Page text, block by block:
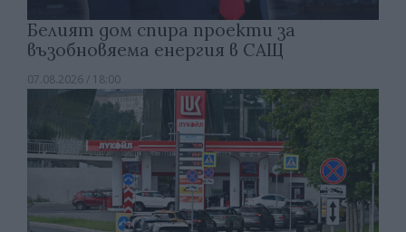
Белият дом спира проекти за
възобновяема енергия в САЩ
07.08.2026 / 18:00